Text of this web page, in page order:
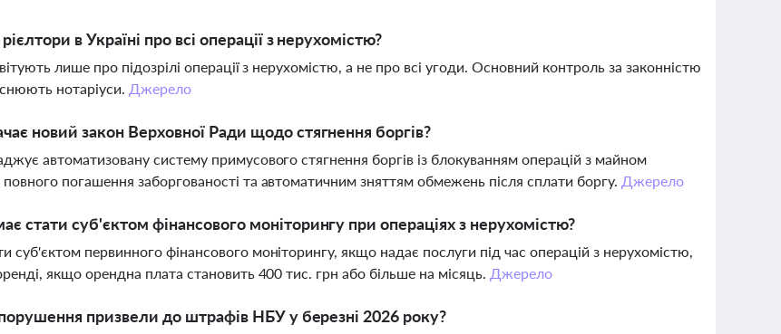
в Україні про всі операції з нерухомістю?
лише про підозрілі операції з нерухомістю, а не про всі угоди. Основний контроль за законністю
нотаріуси. Джерело
новий закон Верховної Ради щодо стягнення боргів?
автоматизовану систему примусового стягнення боргів із блокуванням операцій з майном
погашення заборгованості та автоматичним зняттям обмежень після сплати боргу. Джерело
стати суб'єктом фінансового моніторингу при операціях з нерухомістю?
суб'єктом первинного фінансового моніторингу, якщо надає послуги під час операцій з нерухомістю,
якщо орендна плата становить 400 тис. грн або більше на місяць. Джерело
призвели до штрафів НБУ у березні 2026 року?